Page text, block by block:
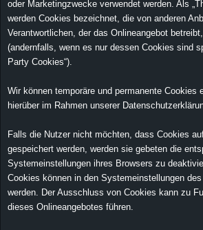
oder Marketingzwecke verwendet werden. Als
werden Cookies bezeichnet, die von anderen
Verantwortlichen, der das Onlineangebot
(andernfalls, wenn es nur dessen Cookies sind
Party Cookies“).
Wir können temporäre und permanente Cookies
hierüber im Rahmen unserer
Falls die Nutzer nicht möchten, dass Cookies
gespeichert werden, werden sie gebeten die
Systemeinstellungen ihres Browsers zu
Cookies können in den Systemeinstellungen
werden. Der Ausschluss von Cookies kann zu
dieses Onlineangebotes führen.